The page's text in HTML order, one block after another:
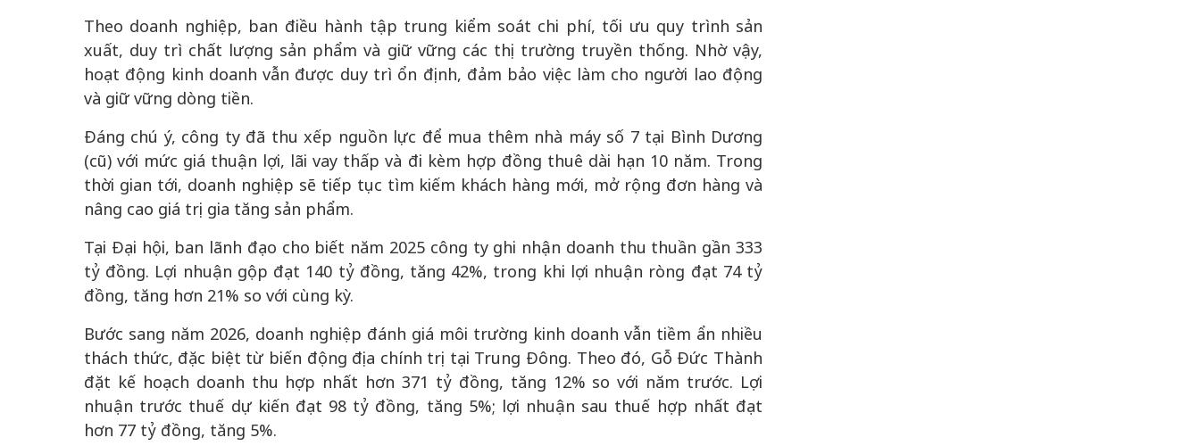
Theo doanh nghiệp, ban điều hành tập trung kiểm soát chi phí, tối ưu quy trình sản
xuất, duy trì chất lượng sản phẩm và giữ vững các thị trường truyền thống. Nhờ vậy,
hoạt động kinh doanh vẫn được duy trì ổn định, đảm bảo việc làm cho người lao động
và giữ vững dòng tiền.
Đáng chú ý, công ty đã thu xếp nguồn lực để mua thêm nhà máy số 7 tại Bình Dương
(cũ) với mức giá thuận lợi, lãi vay thấp và đi kèm hợp đồng thuê dài hạn 10 năm. Trong
thời gian tới, doanh nghiệp sẽ tiếp tục tìm kiếm khách hàng mới, mở rộng đơn hàng và
nâng cao giá trị gia tăng sản phẩm.
Tại Đại hội, ban lãnh đạo cho biết năm 2025 công ty ghi nhận doanh thu thuần gần 333
tỷ đồng. Lợi nhuận gộp đạt 140 tỷ đồng, tăng 42%, trong khi lợi nhuận ròng đạt 74 tỷ
đồng, tăng hơn 21% so với cùng kỳ.
Bước sang năm 2026, doanh nghiệp đánh giá môi trường kinh doanh vẫn tiềm ẩn nhiều
thách thức, đặc biệt từ biến động địa chính trị tại Trung Đông. Theo đó, Gỗ Đức Thành
đặt kế hoạch doanh thu hợp nhất hơn 371 tỷ đồng, tăng 12% so với năm trước. Lợi
nhuận trước thuế dự kiến đạt 98 tỷ đồng, tăng 5%; lợi nhuận sau thuế hợp nhất đạt
hơn 77 tỷ đồng, tăng 5%.